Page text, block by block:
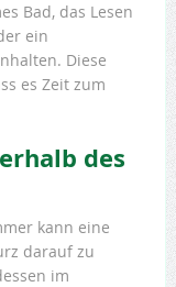
Bad, das Lesen
ein
Diese
es Zeit zum
des
kann eine
darauf zu
im